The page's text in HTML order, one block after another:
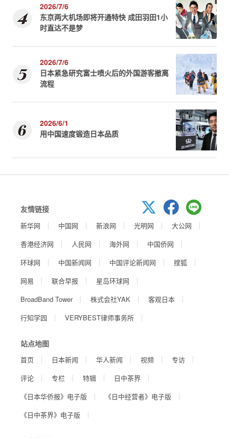
2026/7/6
东京两大机场即将开通特快 成田羽田1小
时直达不是梦
2026/7/6
日本紧急研究富士喷火后的外国游客撤离
流程
2026/6/1
用中国速度锻造日本品质
友情链接
新华网 中国网 新浪网 光明网
大公网
香港经济网
人民网 海外网
中国侨网
环球网
中国新闻网 中国评论新闻网
搜狐
网易
联合早报
星岛环球网
BroadBand Tower
株式会社YAK
客观日本
行知学园
VERYBEST律师事务所
站点地图
首页 日本新闻 华人新闻 视频
专访
评论
专栏 特辑
日中茶界
《日本华侨报》电子版
《日中经营者》电子版
《日中茶界》电子版